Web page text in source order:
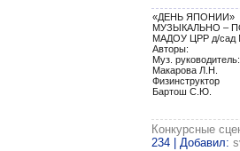
«ДЕНЬ ЯПОНИИ»
МУЗЫКАЛЬНО –
МАДОУ ЦРР д/сад
Авторы:
Муз. руководитель:
Макарова Л.Н.
Физинструктор
Бартош С.Ю.
Конкурсные
234 | Добавил: